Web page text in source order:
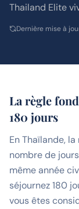
Thailand Elite
Dernière mise à
La règle
180 jours
En Thaïlande,
nombre de
même année
séjournez 180
vous êtes